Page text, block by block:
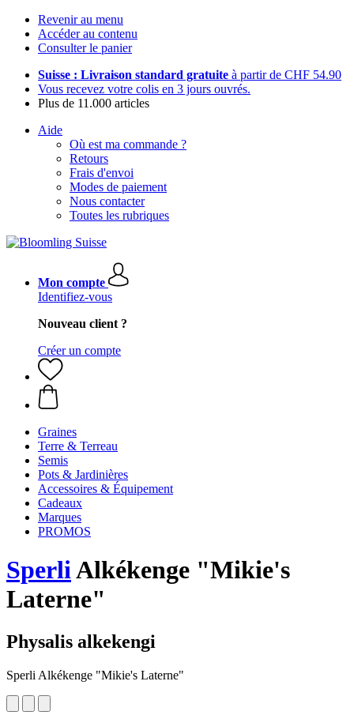
Revenir au menu
Accéder au contenu
Consulter le panier
Suisse : Livraison standard gratuite à partir de CHF 54.90
Vous recevez votre colis en 3 jours ouvrés.
Plus de 11.000 articles
Aide
Où est ma commande ?
Retours
Frais d'envoi
Modes de paiement
Nous contacter
Toutes les rubriques
Mon compte
Identifiez-vous
Nouveau client ?
Créer un compte
Graines
Terre & Terreau
Semis
Pots & Jardinières
Accessoires & Équipement
Cadeaux
Marques
PROMOS
SperliAlkékenge "Mikie's
Laterne"
Physalis alkekengi
Sperli Alkékenge "Mikie's Laterne"